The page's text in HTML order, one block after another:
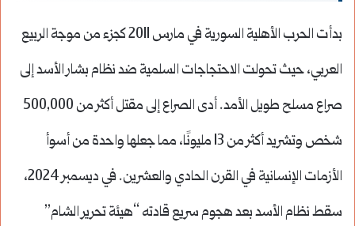
بدأت الحرب الأهلية السورية في مارس 2011 كجزء من موجة الربيع
العربي، حيث تحولت الاحتجاجات السلمية ضد نظام بشار الأسد إلى
صراع مسلح طويل الأمد. أدى الصراع إلى مقتل أكثر من 500,000
شخص وتشريد أكثر من 13 مليونًا، مما جعلها واحدة من أسوأ
الأزمات الإنسانية في القرن الحادي والعشرين. في ديسمبر 2024،
سقط نظام الأسد بعد هجوم سريع قادته “هيئة تحرير الشام”